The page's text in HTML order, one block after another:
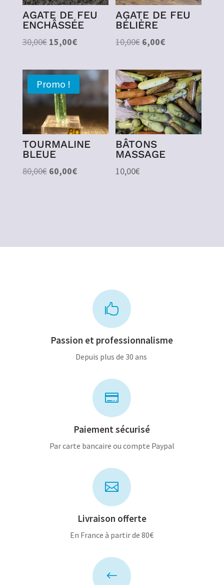
AGATE DE FEU
ENCHÂSSÉE
30,00€ Le
initial
était :
30,00€.
15,00€Le
actuel
est :
15,00€.
AGATE DE FEU
BÉLIÈRE
10,00€ Le
initial
était :
10,00€.
6,00€Le
actuel
est :
6,00€.
Promo !
TOURMALINE
BLEUE
80,00€ Le
60,00€Le
BÂTONS
MASSAGE
10,00€

Passion et professionnalisme
Depuis plus de 30 ans

Paiement sécurisé
Par carte bancaire ou compte Paypal

Livraison offerte
En France à partir de 80€
#